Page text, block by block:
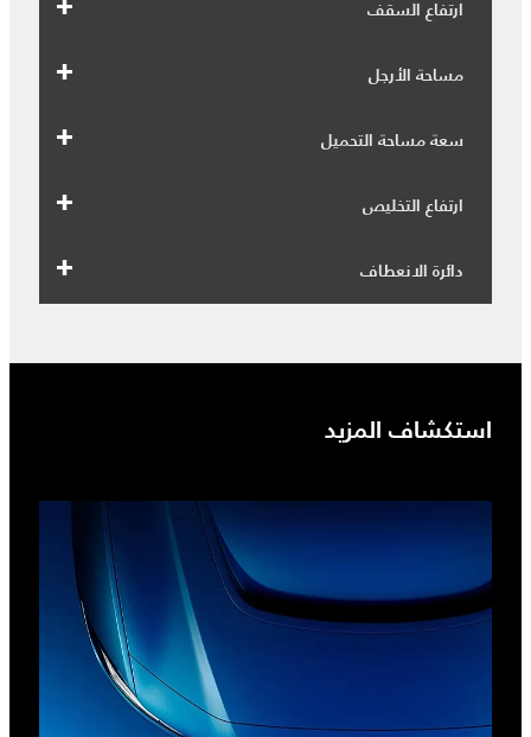
ارتفاع السقف
مساحة الأرجل
سعة مساحة التحميل
ارتفاع التخليص
دائرة الانعطاف
استكشاف المزيد